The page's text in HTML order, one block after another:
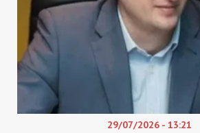
29/07/2026 - 13:21